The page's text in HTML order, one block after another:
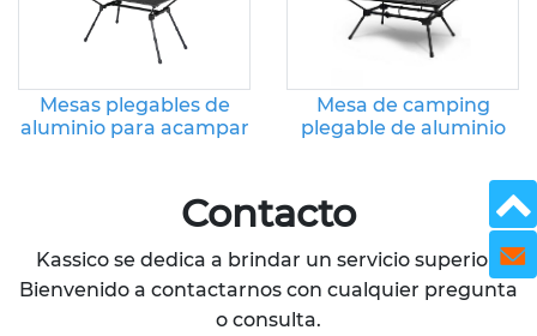
Mesas plegables de
aluminio para acampar
Mesa de camping
plegable de aluminio
Contacto
Kassico se dedica a brindar un servicio superior.
Bienvenido a contactarnos con cualquier pregunta
o consulta.
Send